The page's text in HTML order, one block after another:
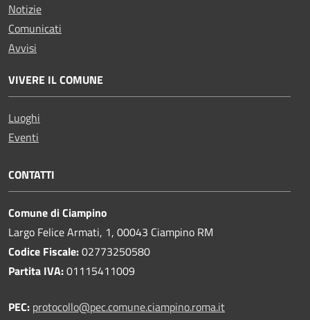
Notizie
Comunicati
Avvisi
VIVERE IL COMUNE
Luoghi
Eventi
CONTATTI
Comune di Ciampino
Largo Felice Armati, 1, 00043 Ciampino RM
Codice Fiscale:02773250580
Partita IVA:01115411009
PEC: protocollo@pec.comune.ciampino.roma.it